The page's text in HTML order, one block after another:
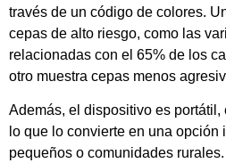
través de un código de colores.
cepas de alto riesgo, como las
relacionadas con el 65% de los
otro muestra cepas menos
Además, el dispositivo es portátil,
lo que lo convierte en una
pequeños o comunidades